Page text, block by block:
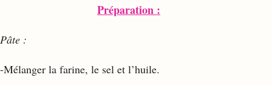
Préparation :
Pâte :
-Mélanger la farine, le sel et l’huile.